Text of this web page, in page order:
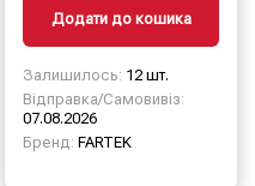
Додати до кошика
Залишилось: 12 шт.
Відправка/Самовивіз:
07.08.2026
Бренд: FARTEK